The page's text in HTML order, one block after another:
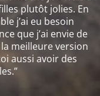
plutôt jolies. En
j’ai eu besoin
que j’ai envie de
meilleure version
aussi avoir des